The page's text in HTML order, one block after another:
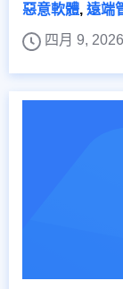
惡意軟體, 遠端
四月 9, 2026